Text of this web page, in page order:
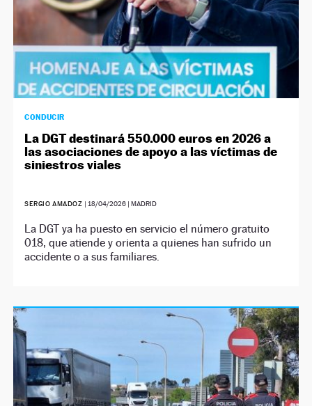
CONDUCIR
La DGT destinará 550.000 euros en 2026 a
las asociaciones de apoyo a las víctimas de
siniestros viales
SERGIO AMADOZ | 18/04/2026 | MADRID
La DGT ya ha puesto en servicio el número gratuito
018, que atiende y orienta a quienes han sufrido un
accidente o a sus familiares.